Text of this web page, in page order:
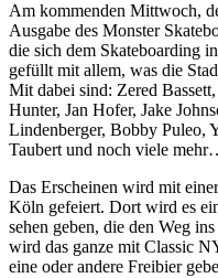
Am kommenden Mittwoch,
Ausgabe des Monster
die sich dem Skateboarding
gefüllt mit allem, was die
Mit dabei sind: Zered
Hunter, Jan Hofer, Jake
Lindenberger, Bobby Puleo,
Taubert und noch viele
Das Erscheinen wird mit
Köln gefeiert. Dort wird es
sehen geben, die den Weg
wird das ganze mit Classic
eine oder andere Freibier